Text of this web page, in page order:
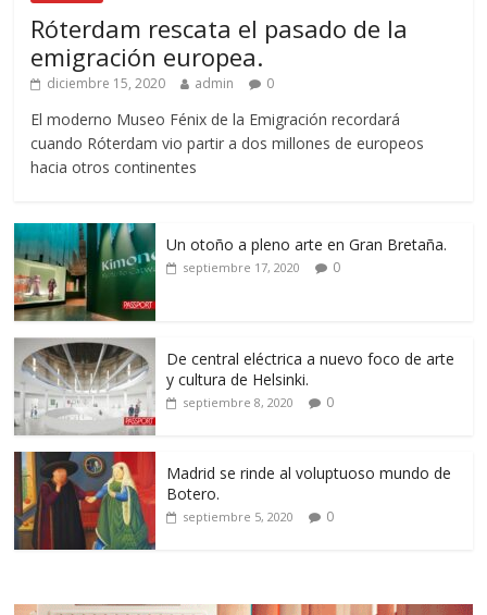
Róterdam rescata el pasado de la
emigración europea.
diciembre 15, 2020 admin 0
El moderno Museo Fénix de la Emigración recordará
cuando Róterdam vio partir a dos millones de europeos
hacia otros continentes
Un otoño a pleno arte en Gran Bretaña.
septiembre 17, 2020 0
De central eléctrica a nuevo foco de arte
y cultura de Helsinki.
septiembre 8, 2020 0
Madrid se rinde al voluptuoso mundo de
Botero.
septiembre 5, 2020 0